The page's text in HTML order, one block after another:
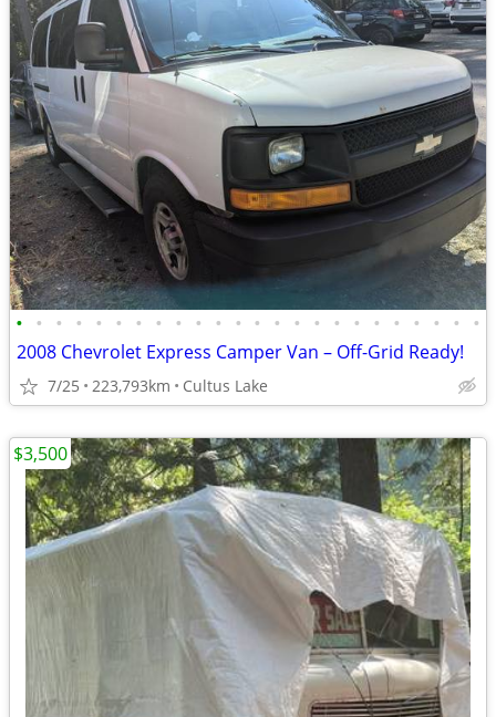
• • • • • • • • • • • • • • • • • • • • • • • •
2008 Chevrolet Express Camper Van – Off-Grid Ready!
7/25 223,793km Cultus Lake
$3,500